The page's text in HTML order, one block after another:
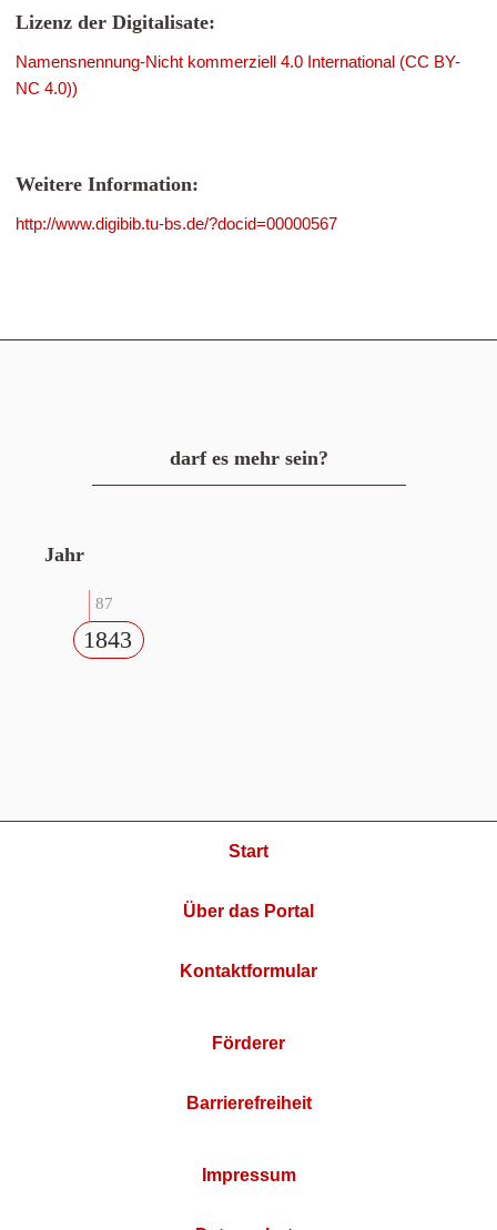
Lizenz der Digitalisate:
Namensnennung-Nicht kommerziell 4.0 International (CC BY-
NC 4.0))
Weitere Information:
http://www.digibib.tu-bs.de/?docid=00000567
darf es mehr sein?
Jahr
87
1843
Start
Über das Portal
Kontaktformular
Förderer
Barrierefreiheit
Impressum